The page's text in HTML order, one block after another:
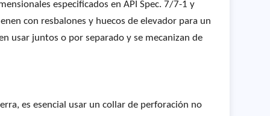
especificados en API Spec. 7/7-1 y
con resbalones y huecos de elevador para un
usar juntos o por separado y se mecanizan de
es esencial usar un collar de perforación no